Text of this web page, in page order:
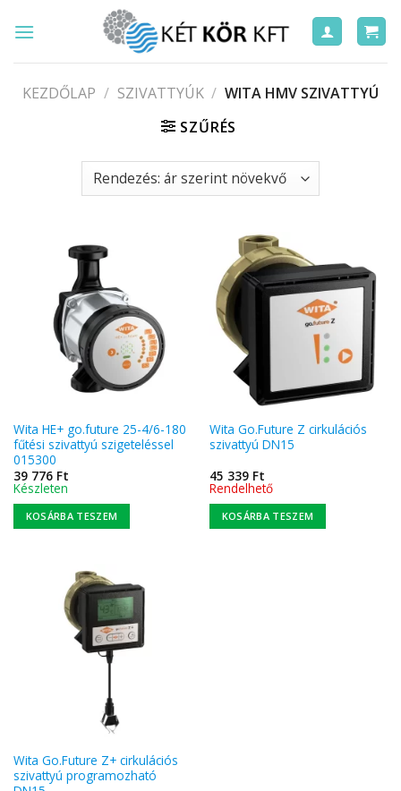
KEZDŐLAP / SZIVATTYÚK / WITA HMV SZIVATTYÚ
SZŰRÉS
Wita HE+ go.future 25-4/6-180
fűtési szivattyú szigeteléssel
015300
39 776 Ft
Készleten
KOSÁRBA TESZEM
Wita Go.Future Z cirkulációs
szivattyú DN15
45 339 Ft
Rendelhető
KOSÁRBA TESZEM
Wita Go.Future Z+ cirkulációs
szivattyú programozható